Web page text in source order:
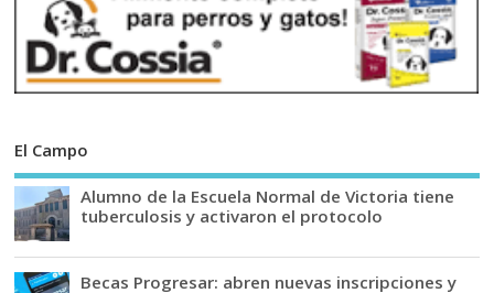
El Campo
Alumno de la Escuela Normal de Victoria tiene
tuberculosis y activaron el protocolo
Becas Progresar: abren nuevas inscripciones y